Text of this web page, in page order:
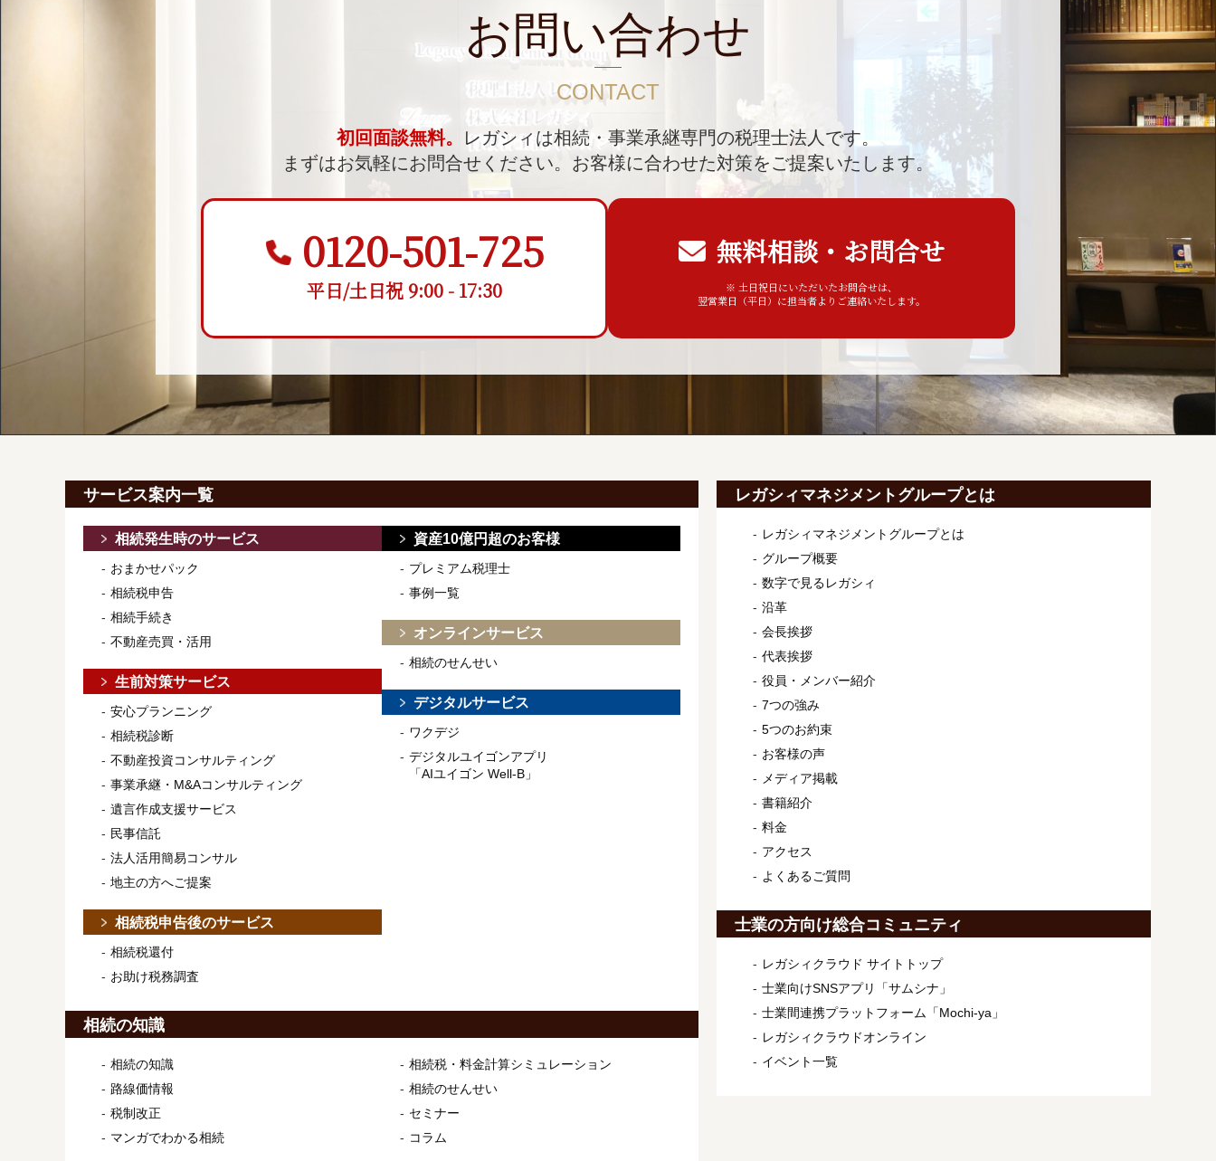
お問い合わせ
CONTACT
初回面談無料。
レガシィは相続・事業承継専門の税理士法人です。
まずはお気軽にお問合せください。 お客様に合わせた対策をご提案いたします。
0120-501-725
平日/土日祝 9:00 - 17:30
無料相談・お問合せ
※ 土日祝日にいただいたお問合せは、
翌営業日（平日）に担当者よりご連絡いたします。
サービス案内一覧
相続発生時のサービス
おまかせパック
相続税申告
相続手続き
不動産売買・活用
生前対策サービス
安心プランニング
相続税診断
不動産投資コンサルティング
事業承継・M&Aコンサルティング
遺言作成支援サービス
民事信託
法人活用簡易コンサル
地主の方へご提案
相続税申告後のサービス
相続税還付
お助け税務調査
資産10億円超のお客様
プレミアム税理士
事例一覧
オンラインサービス
相続のせんせい
デジタルサービス
ワクデジ
デジタルユイゴンアプリ
「AIユイゴン Well-B」
相続の知識
相続の知識
路線価情報
税制改正
マンガでわかる相続
相続税・料金計算シミュレーション
相続のせんせい
セミナー
コラム
レガシィマネジメントグループとは
レガシィマネジメントグループとは
グループ概要
数字で見るレガシィ
沿革
会長挨拶
代表挨拶
役員・メンバー紹介
7つの強み
5つのお約束
お客様の声
メディア掲載
書籍紹介
料金
アクセス
よくあるご質問
士業の方向け総合コミュニティ
レガシィクラウド サイトトップ
士業向けSNSアプリ「サムシナ」
士業間連携プラットフォーム「Mochi-ya」
レガシィクラウドオンライン
イベント一覧